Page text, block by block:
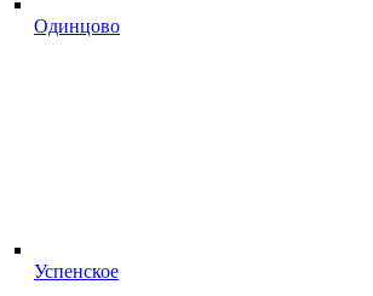
Одинцово
Успенское